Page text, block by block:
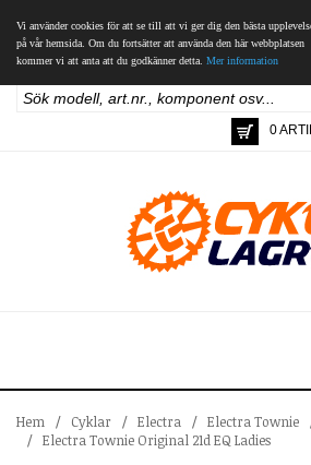
Vi använder cookies för att se till att vi ger dig den bästa
på vår hemsida. Om du fortsätter att använda den här webbplatsen
kommer vi att anta att du godkänner detta. Mer information
0
Hem / Cyklar / Electra / Electra Townie
/ Electra Townie Original 21d EQ Ladies